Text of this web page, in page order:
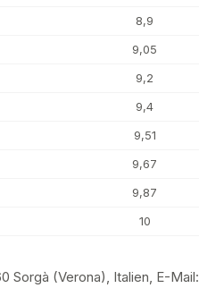
8,9
9,05
9,2
9,4
9,51
9,67
9,87
10
Sorgà (Verona), Italien, E-Mail: